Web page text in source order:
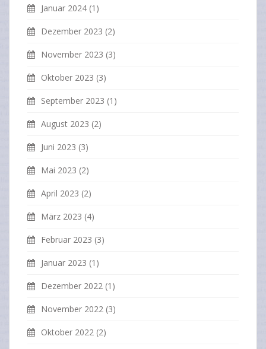
Januar 2024 (1)
Dezember 2023 (2)
November 2023 (3)
Oktober 2023 (3)
September 2023 (1)
August 2023 (2)
Juni 2023 (3)
Mai 2023 (2)
April 2023 (2)
März 2023 (4)
Februar 2023 (3)
Januar 2023 (1)
Dezember 2022 (1)
November 2022 (3)
Oktober 2022 (2)